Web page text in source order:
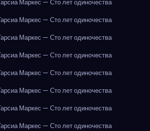
Маркес — Сто лет одиночества
Маркес — Сто лет одиночества
Маркес — Сто лет одиночества
Маркес — Сто лет одиночества
Маркес — Сто лет одиночества
Маркес — Сто лет одиночества
Маркес — Сто лет одиночества
Маркес — Сто лет одиночества